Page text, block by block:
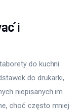
i
do kuchni
do drukarki,
niepisanych im
choć często mniej